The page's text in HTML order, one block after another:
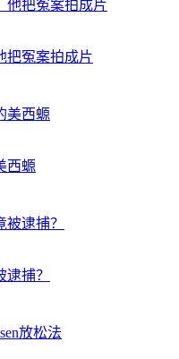
把冤案拍成片
西螈
捕？